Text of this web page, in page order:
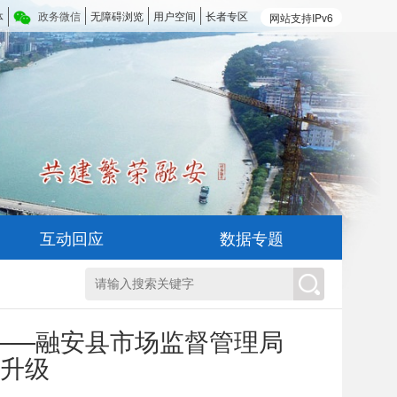
网站支持IPv6
政务微信 无障碍浏览 用户空间 长者专区
互动回应 数据专题
融安县市场监督管理局
级